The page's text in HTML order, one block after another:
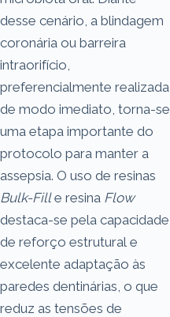
desse cenário, a blindagem
coronária ou barreira
intraorifício,
preferencialmente realizada
de modo imediato, torna-se
uma etapa importante do
protocolo para manter a
assepsia. O uso de resinas
Bulk-Fille resina Flow
destaca-se pela capacidade
de reforço estrutural e
excelente adaptação às
paredes dentinárias, o que
reduz as tensões de